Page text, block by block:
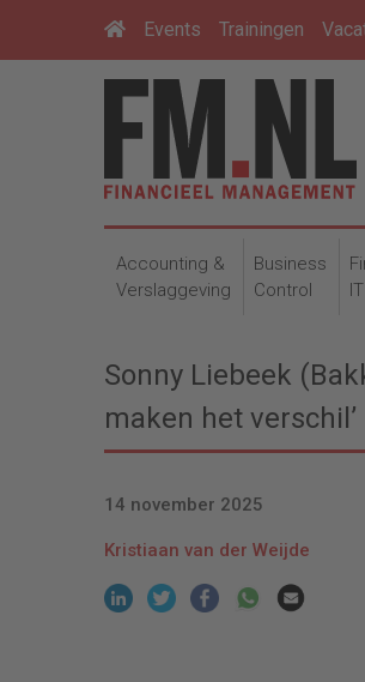
Events Trainingen
Accounting &
Verslaggeving
Business
Control
IT
Sonny Liebeek
maken het verschil’
14 november 2025
Kristiaan van der Weijde